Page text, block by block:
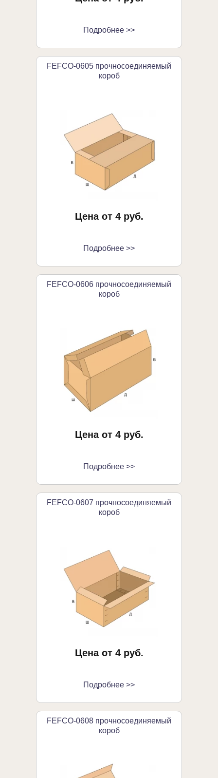
Подробнее >>
FEFCO-0605 прочносоединяемый
короб
Цена от 4 руб.
Подробнее >>
FEFCO-0606 прочносоединяемый
короб
Цена от 4 руб.
Подробнее >>
FEFCO-0607 прочносоединяемый
короб
Цена от 4 руб.
Подробнее >>
FEFCO-0608 прочносоединяемый
короб